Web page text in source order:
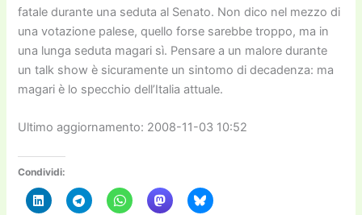
fatale durante una seduta al Senato. Non dico nel mezzo di
una votazione palese, quello forse sarebbe troppo, ma in
una lunga seduta magari sì. Pensare a un malore durante
un talk show è sicuramente un sintomo di decadenza: ma
magari è lo specchio dell’Italia attuale.
Ultimo aggiornamento: 2008-11-03 10:52
Condividi: